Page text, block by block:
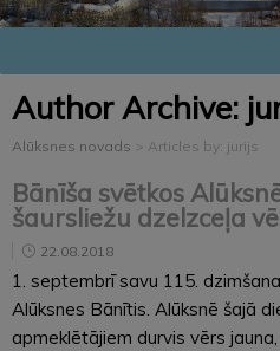
Author Archive:
Alūksnes novads > Articles by: jurijs
Bānīša svētkos
šaursliežu dzelzceļa
22.08.2018
1. septembrī savu 115.
Alūksnes Bānītis. Alūksnē šajā
apmeklētājiem durvis vērs